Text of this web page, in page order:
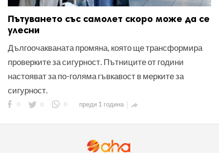
Пътуването със самолет скоро може да се
улесни
Дългоочакваната промяна, която ще трансформира
проверките за сигурност. Пътниците от години
настояват за по-голяма гъвкавост в мерките за
сигурност.
0 0 0 преди 1 година 